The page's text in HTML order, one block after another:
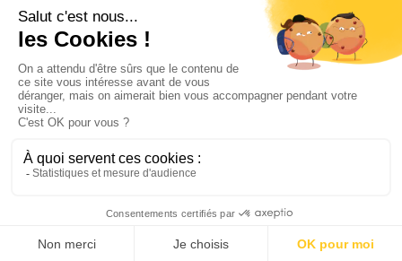
MENTIONS LÉGALES-POLITIQUE DE CONFIDENTIALITÉ